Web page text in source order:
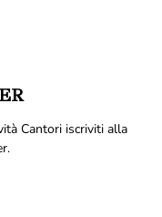
Cantori iscriviti alla